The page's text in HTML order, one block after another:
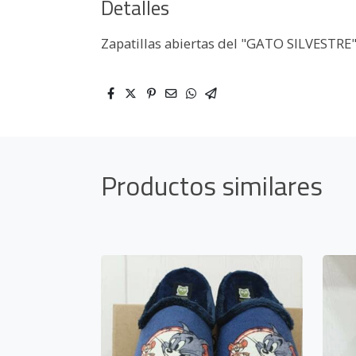
Detalles
Zapatillas abiertas del "GATO
Productos similares